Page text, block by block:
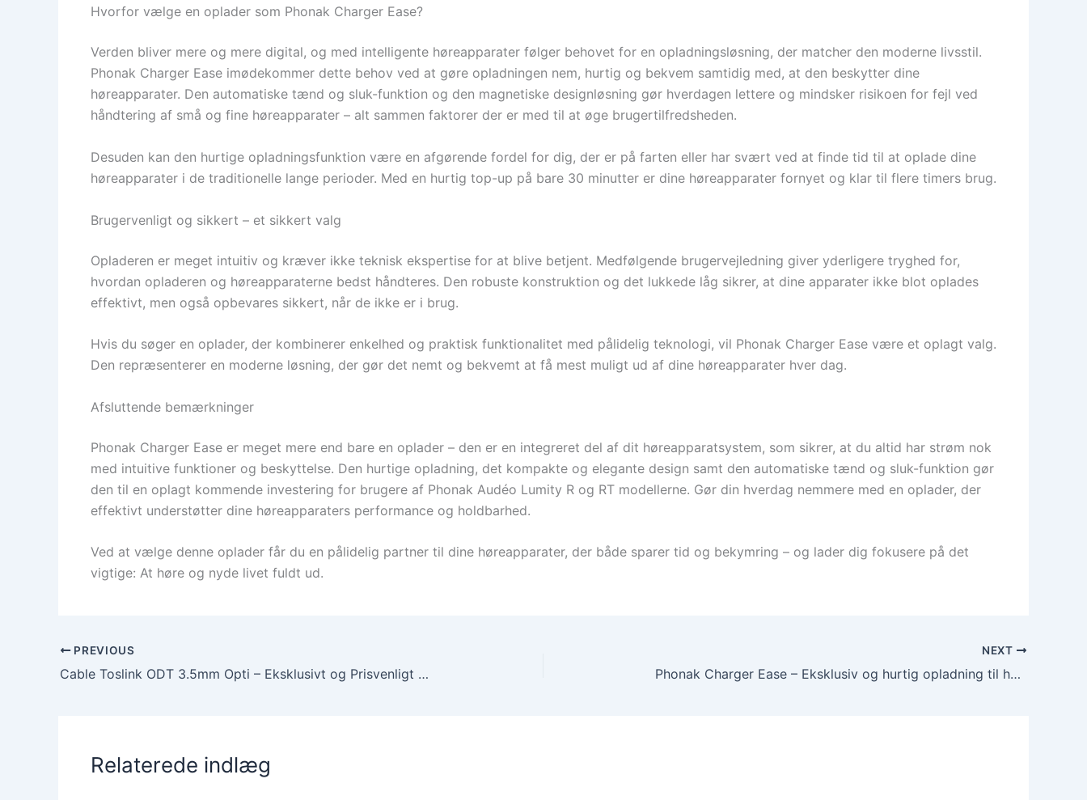
Hvorfor vælge en oplader som Phonak Charger Ease?
Verden bliver mere og mere digital, og med intelligente høreapparater følger behovet for en opladningsløsning, der matcher den moderne livsstil.
Phonak Charger Ease imødekommer dette behov ved at gøre opladningen nem, hurtig og bekvem samtidig med, at den beskytter dine
høreapparater. Den automatiske tænd og sluk-funktion og den magnetiske designløsning gør hverdagen lettere og mindsker risikoen for fejl ved
håndtering af små og fine høreapparater – alt sammen faktorer der er med til at øge brugertilfredsheden.
Desuden kan den hurtige opladningsfunktion være en afgørende fordel for dig, der er på farten eller har svært ved at finde tid til at oplade dine
høreapparater i de traditionelle lange perioder. Med en hurtig top-up på bare 30 minutter er dine høreapparater fornyet og klar til flere timers brug.
Brugervenligt og sikkert – et sikkert valg
Opladeren er meget intuitiv og kræver ikke teknisk ekspertise for at blive betjent. Medfølgende brugervejledning giver yderligere tryghed for,
hvordan opladeren og høreapparaterne bedst håndteres. Den robuste konstruktion og det lukkede låg sikrer, at dine apparater ikke blot oplades
effektivt, men også opbevares sikkert, når de ikke er i brug.
Hvis du søger en oplader, der kombinerer enkelhed og praktisk funktionalitet med pålidelig teknologi, vil Phonak Charger Ease være et oplagt valg.
Den repræsenterer en moderne løsning, der gør det nemt og bekvemt at få mest muligt ud af dine høreapparater hver dag.
Afsluttende bemærkninger
Phonak Charger Ease er meget mere end bare en oplader – den er en integreret del af dit høreapparatsystem, som sikrer, at du altid har strøm nok
med intuitive funktioner og beskyttelse. Den hurtige opladning, det kompakte og elegante design samt den automatiske tænd og sluk-funktion gør
den til en oplagt kommende investering for brugere af Phonak Audéo Lumity R og RT modellerne. Gør din hverdag nemmere med en oplader, der
effektivt understøtter dine høreapparaters performance og holdbarhed.
Ved at vælge denne oplader får du en pålidelig partner til dine høreapparater, der både sparer tid og bekymring – og lader dig fokusere på det
vigtige: At høre og nyde livet fuldt ud.
PREVIOUS
Cable Toslink ODT 3.5mm Opti – Eksklusivt og Prisvenligt Kabel
NEXT
Phonak Charger Ease – Eksklusiv og hurtig opladning til høreapparater
Relaterede indlæg